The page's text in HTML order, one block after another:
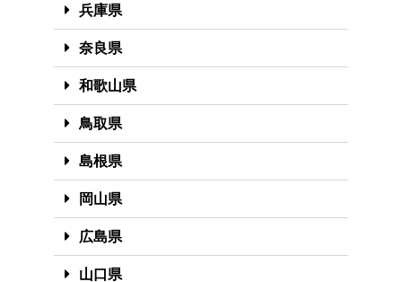
兵庫県
奈良県
和歌山県
鳥取県
島根県
岡山県
広島県
山口県